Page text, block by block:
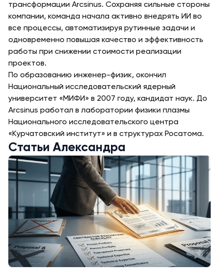
трансформации Arcsinus. Сохраняя сильные стороны
компании, команда начала активно внедрять ИИ во
все процессы, автоматизируя рутинные задачи и
одновременно повышая качество и эффективность
работы при снижении стоимости реализации
проектов.
По образованию инженер-физик, окончил
Национальный исследовательский ядерный
университет «МИФИ» в 2007 году, кандидат наук. До
Arcsinus работал в лаборатории физики плазмы
Национального исследовательского центра
«Курчатовский институт» и в структурах Росатома.
Статьи Александра